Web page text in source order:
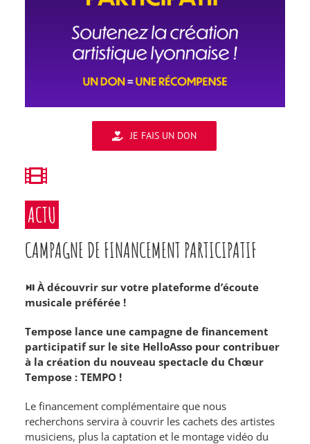
JE FAIS UN DON
ACTU
CAMPAGNE DE FINANCEMENT PARTICIPATIF
⏯ À découvrir sur votre plateforme d’écoute
musicale préférée !
Tempose lance une campagne de financement
participatif sur le site HelloAsso pour contribuer
à la création du nouveau spectacle du Chœur
Tempose : TEMPO !
Le financement complémentaire que nous
recherchons servira à couvrir les cachets des artistes
musiciens, plus la captation et le montage vidéo du